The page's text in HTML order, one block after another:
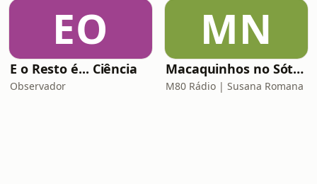
EO
E o Resto é... Ciência
Observador
MN
Macaquinhos no Sótão
M80 Rádio | Susana Romana